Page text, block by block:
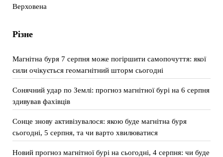
Верховена
Різне
Магнітна буря 7 серпня може погіршити самопочуття: якої
сили очікується геомагнітний шторм сьогодні
Сонячний удар по Землі: прогноз магнітної бурі на 6 серпня
здивував фахівців
Сонце знову активізувалося: якою буде магнітна буря
сьогодні, 5 серпня, та чи варто хвилюватися
Новий прогноз магнітної бурі на сьогодні, 4 серпня: чи буде